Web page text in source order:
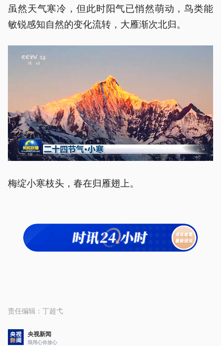
虽然天气寒冷，但此时阳气已悄然萌动，鸟类能
敏锐感知自然的变化流转，大雁渐次北归。
梅绽小寒枝头，春在归雁翅上。
责任编辑： 丁超弋
央视新闻
我用心你放心